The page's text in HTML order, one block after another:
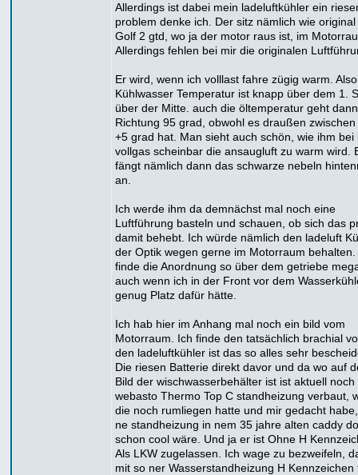
Allerdings ist dabei mein ladeluftkühler ein
problem denke ich. Der sitz nämlich wie
Golf 2 gtd, wo ja der motor raus ist, im
Allerdings fehlen bei mir die originalen
Er wird, wenn ich volllast fahre zügig warm.
Kühlwasser Temperatur ist knapp über dem 1.
über der Mitte. auch die öltemperatur geht
Richtung 95 grad, obwohl es draußen
+5 grad hat. Man sieht auch schön, wie ihm bei
vollgas scheinbar die ansaugluft zu warm wird.
fängt nämlich dann das schwarze nebeln
an.
Ich werde ihm da demnächst mal noch eine
Luftführung basteln und schauen, ob sich das
damit behebt. Ich würde nämlich den ladeluft
der Optik wegen gerne im Motorraum behalten.
finde die Anordnung so über dem getriebe
auch wenn ich in der Front vor dem
genug Platz dafür hätte.
Ich hab hier im Anhang mal noch ein bild vom
Motorraum. Ich finde den tatsächlich brachial
den ladeluftkühler ist das so alles sehr
Die riesen Batterie direkt davor und da wo auf
Bild der wischwasserbehälter ist ist aktuell noch
webasto Thermo Top C standheizung verbaut,
die noch rumliegen hatte und mir gedacht
ne standheizung in nem 35 jahre alten caddy
schon cool wäre. Und ja er ist Ohne H
Als LKW zugelassen. Ich wage zu bezweifeln,
mit so ner Wasserstandheizung H Kennzeichen